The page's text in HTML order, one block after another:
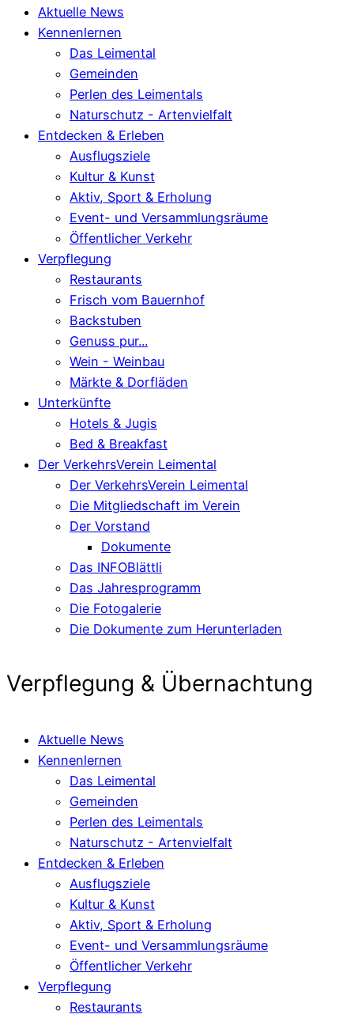
Aktuelle News
Kennenlernen
Das Leimental
Gemeinden
Perlen des Leimentals
Naturschutz - Artenvielfalt
Entdecken & Erleben
Ausflugsziele
Kultur & Kunst
Aktiv, Sport & Erholung
Event- und Versammlungsräume
Öffentlicher Verkehr
Verpflegung
Restaurants
Frisch vom Bauernhof
Backstuben
Genuss pur...
Wein - Weinbau
Märkte & Dorfläden
Unterkünfte
Hotels & Jugis
Bed & Breakfast
Der VerkehrsVerein Leimental
Der VerkehrsVerein Leimental
Die Mitgliedschaft im Verein
Der Vorstand
Dokumente
Das INFOBlättli
Das Jahresprogramm
Die Fotogalerie
Die Dokumente zum Herunterladen
Verpflegung & Übernachtung
Aktuelle News
Kennenlernen
Das Leimental
Gemeinden
Perlen des Leimentals
Naturschutz - Artenvielfalt
Entdecken & Erleben
Ausflugsziele
Kultur & Kunst
Aktiv, Sport & Erholung
Event- und Versammlungsräume
Öffentlicher Verkehr
Verpflegung
Restaurants